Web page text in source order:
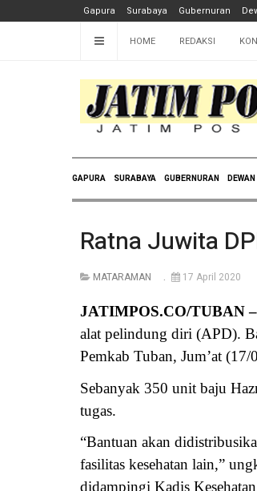
Gapura Surabaya Gubernuran
HOME REDAKSI
GAPURA SURABAYA GUBERNURAN DEWAN
Ratna Juwita
MATARAMAN 17 April 2020
JATIMPOS.CO/TUBAN –
alat pelindung diri (APD).
Pemkab Tuban, Jum’at (17/
Sebanyak 350 unit baju
tugas.
“Bantuan akan
fasilitas kesehatan lain,”
didampingi Kadis